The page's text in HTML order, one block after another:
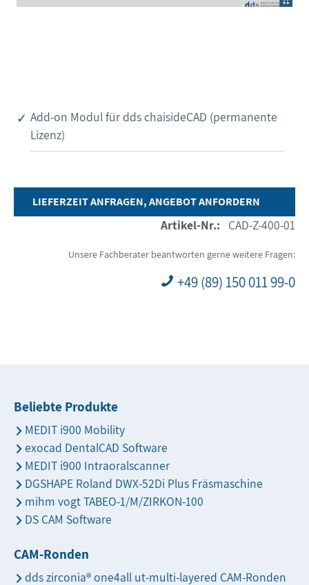
Add-on Modul für dds chaisideCAD (permanente
Lizenz)
LIEFERZEIT ANFRAGEN, ANGEBOT ANFORDERN
Artikel-Nr.: CAD-Z-400-01
Unsere Fachberater beantworten gerne weitere Fragen:
+49 (89) 150 011 99-0
Beliebte Produkte
MEDIT i900 Mobility
exocad DentalCAD Software
MEDIT i900 Intraoralscanner
DGSHAPE Roland DWX-52Di Plus Fräsmaschine
mihm vogt TABEO-1/M/ZIRKON-100
DS CAM Software
CAM-Ronden
dds zirconia® one4all ut-multi-layered CAM-Ronden